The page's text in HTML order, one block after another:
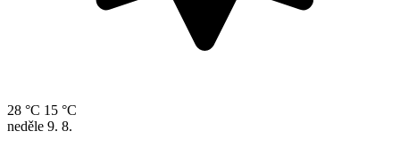
28 °C 15 °C
neděle 9. 8.